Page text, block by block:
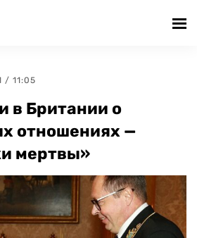
/ 11:05
в Британии о
отношениях —
мертвы»